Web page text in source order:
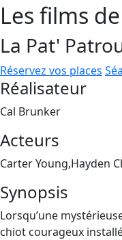
Les films
La Pat'
Réservez vos places
Réalisateur
Cal Brunker
Acteurs
Carter Young,Hayden
Synopsis
Lorsqu’une
chiot courageux